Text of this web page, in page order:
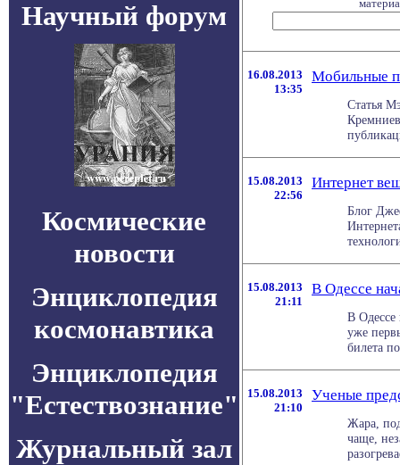
Научный форум
Космические
новости
Энциклопедия
космонавтика
Энциклопедия
"Естествознание"
Журнальный зал
16.08.2013
13:35
Мобильные
Статья
15.08.2013
22:56
Интернет
Блог
15.08.2013
21:11
В Одессе
В Одессе
уже
билета
15.08.2013
21:10
Ученые
Жара,
чаще,